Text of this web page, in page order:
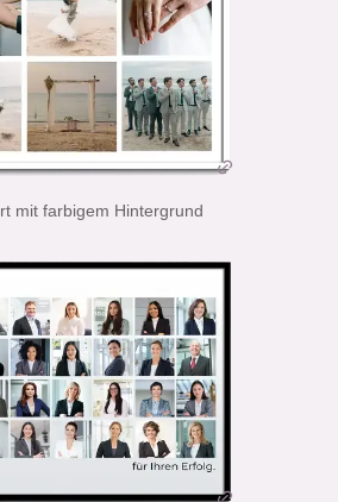
mit farbigem Hintergrund